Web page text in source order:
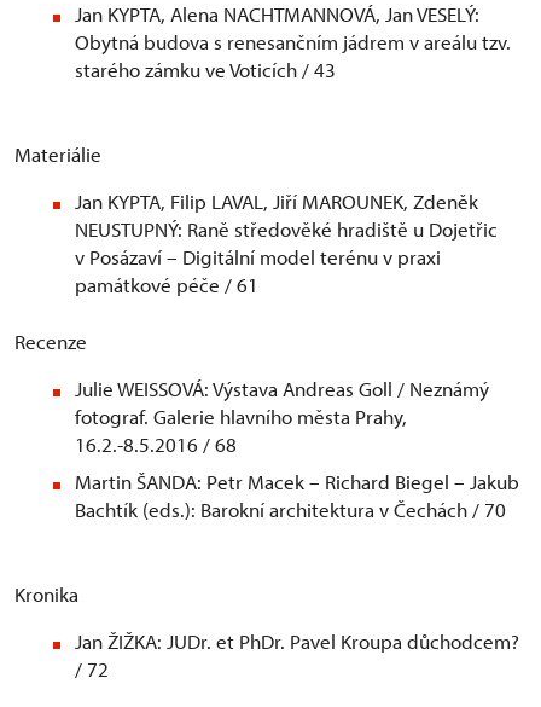
Jan KYPTA, Alena NACHTMANNOVÁ, Jan VESELÝ:
Obytná budova s renesančním jádrem v areálu tzv.
starého zámku ve Voticích / 43
Materiálie
Jan KYPTA, Filip LAVAL, Jiří MAROUNEK, Zdeněk
NEUSTUPNÝ: Raně středověké hradiště u Dojetřic
v Posázaví – Digitální model terénu v praxi
památkové péče / 61
Recenze
Julie WEISSOVÁ: Výstava Andreas Goll / Neznámý
fotograf. Galerie hlavního města Prahy,
16.2.-8.5.2016 / 68
Martin ŠANDA: Petr Macek – Richard Biegel – Jakub
Bachtík (eds.): Barokní architektura v Čechách / 70
Kronika
Jan ŽIŽKA: JUDr. et PhDr. Pavel Kroupa důchodcem?
/ 72